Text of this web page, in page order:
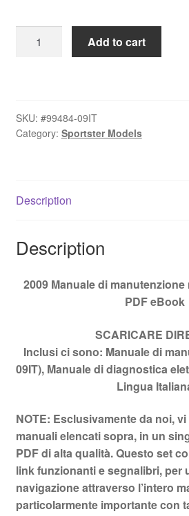
2009
Sportster
#99484-
Add to cart
SKU: #99484-09IT
Category: Sportster Models
Description
Description
2009 Manuale di
PDF eBook
SCARICARE
Inclusi ci sono: Manuale di
09IT), Manuale di diagnostica
Lingua
NOTE: Esclusivamente da noi,
manuali elencati sopra, in un
PDF di alta qualità. Questo set
link funzionanti e segnalibri, per
navigazione attraverso l’intero
particolarmente importante con